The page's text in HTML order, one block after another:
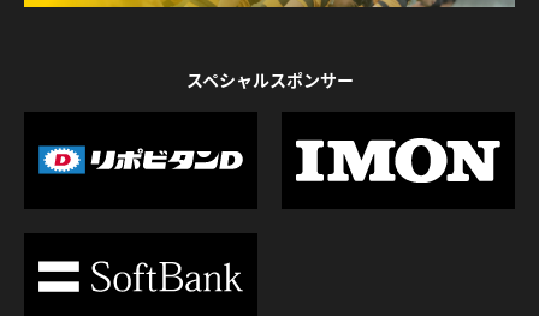
スペシャルスポンサー